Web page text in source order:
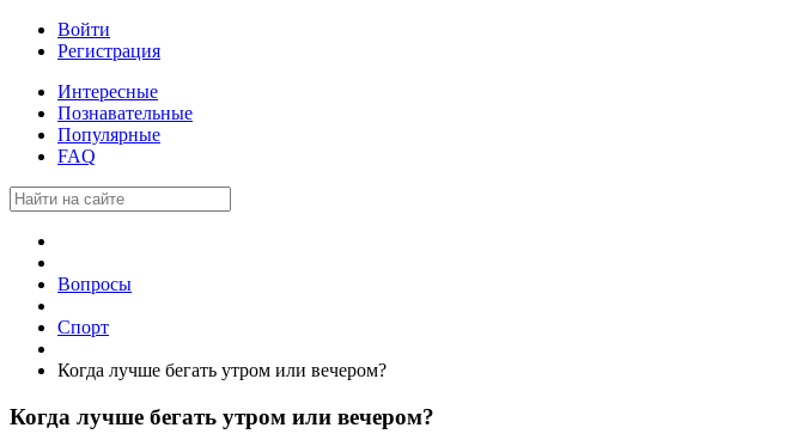
Войти
Регистрация
Интересные
Познавательные
Популярные
FAQ
Вопросы
Спорт
Когда лучше бегать утром или вечером?
Когда лучше бегать утром или вечером?